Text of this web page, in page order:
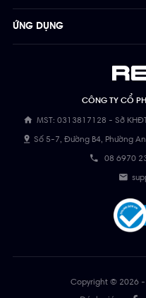
CÔNG TY CỔ
MST: 0313817128 - Sở
Số 5-7, Đường B4, Phường
08 6970
ỨNG DỤNG
Copyright © 2026 -